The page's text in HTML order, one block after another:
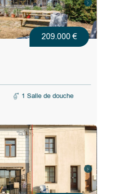
209.000 €
1 Salle de douche